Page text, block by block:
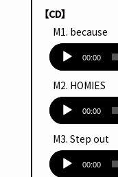
【CD】
M1. because
レー
ヤー
00:00
M2. HOMIES
レー
ヤー
00:00
M3. Step out
00:00